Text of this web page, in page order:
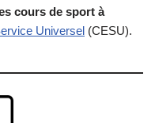
cours de sport à
Universel (CESU).